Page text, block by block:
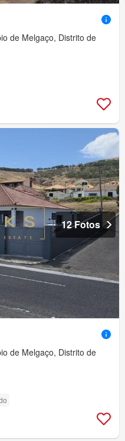
de Melgaço, Distrito de
12 Fotos
de Melgaço, Distrito de